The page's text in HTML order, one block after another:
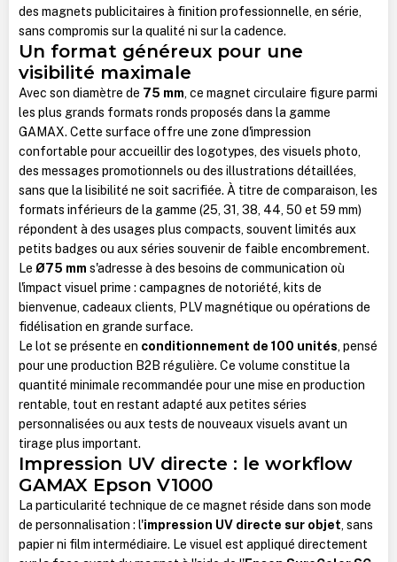
des magnets publicitaires à finition professionnelle, en série,
sans compromis sur la qualité ni sur la cadence.
Un format généreux pour une
visibilité maximale
Avec son diamètre de 75 mm, ce magnet circulaire figure parmi
les plus grands formats ronds proposés dans la gamme
GAMAX. Cette surface offre une zone d'impression
confortable pour accueillir des logotypes, des visuels photo,
des messages promotionnels ou des illustrations détaillées,
sans que la lisibilité ne soit sacrifiée. À titre de comparaison, les
formats inférieurs de la gamme (25, 31, 38, 44, 50 et 59 mm)
répondent à des usages plus compacts, souvent limités aux
petits badges ou aux séries souvenir de faible encombrement.
Le Ø75 mm s'adresse à des besoins de communication où
l'impact visuel prime : campagnes de notoriété, kits de
bienvenue, cadeaux clients, PLV magnétique ou opérations de
fidélisation en grande surface.
Le lot se présente en conditionnement de 100 unités, pensé
pour une production B2B régulière. Ce volume constitue la
quantité minimale recommandée pour une mise en production
rentable, tout en restant adapté aux petites séries
personnalisées ou aux tests de nouveaux visuels avant un
tirage plus important.
Impression UV directe : le workflow
GAMAX Epson V1000
La particularité technique de ce magnet réside dans son mode
de personnalisation : l'impression UV directe sur objet, sans
papier ni film intermédiaire. Le visuel est appliqué directement